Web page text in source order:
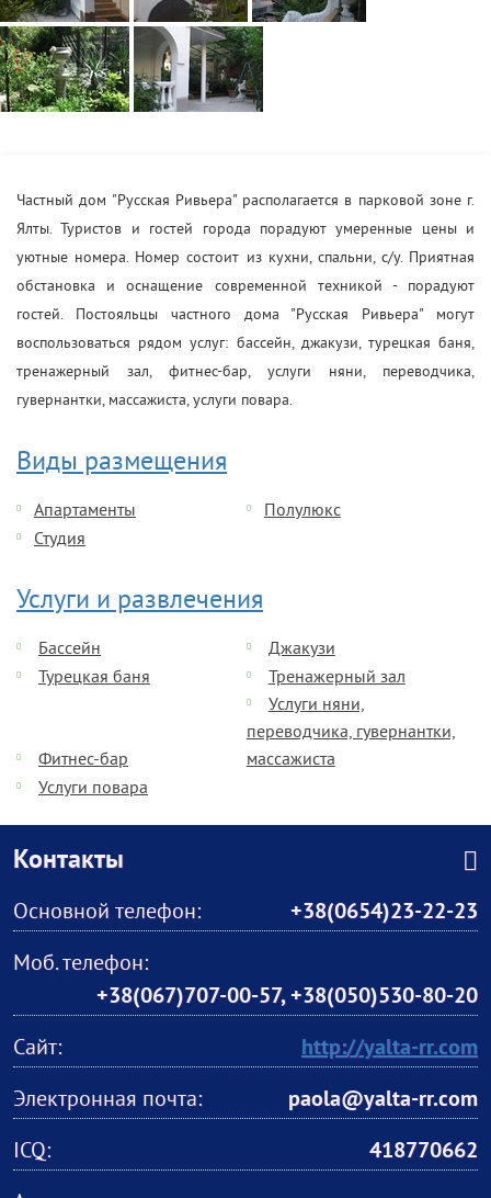
Частный дом "Русская Ривьера" располагается в парковой зоне г.
Ялты. Туристов и гостей города порадуют умеренные цены и
уютные номера. Номер состоит из кухни, спальни, с/у. Приятная
обстановка и оснащение современной техникой - порадуют
гостей. Постояльцы частного дома "Русская Ривьера" могут
воспользоваться рядом услуг: бассейн, джакузи, турецкая баня,
тренажерный зал, фитнес-бар, услуги няни, переводчика,
гувернантки, массажиста, услуги повара.
Виды размещения
Апартаменты
Полулюкс
Студия
Услуги и развлечения
Бассейн
Джакузи
Турецкая баня
Тренажерный зал
Фитнес-бар
Услуги няни,
переводчика, гувернантки,
массажиста
Услуги повара
Контакты
Основной телефон:
+38(0654)23-22-23
Моб. телефон:
+38(067)707-00-57, +38(050)530-80-20
Сайт:
http://yalta-rr.com
Электронная почта:
paola@yalta-rr.com
ICQ:
418770662